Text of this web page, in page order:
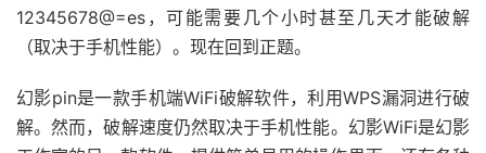
12345678@=es，可能需要几个小时甚至几天才能破解
（取决于手机性能）。现在回到正题。
幻影pin是一款手机端WiFi破解软件，利用WPS漏洞进行破
解。然而，破解速度仍然取决于手机性能。幻影WiFi是幻影